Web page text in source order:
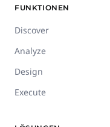
FUNKTIONEN
Discover
Analyze
Design
Execute